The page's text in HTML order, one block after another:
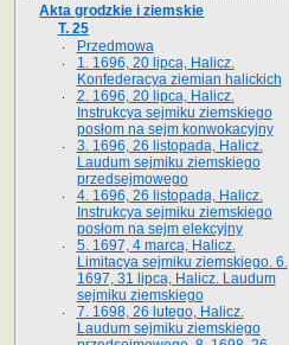
Akta grodzkie i ziemskie
T. 25
Przedmowa
1. 1696, 20 lipca, Halicz.
Konfederacya ziemian halickich
2. 1696, 20 lipca, Halicz.
Instrukcya sejmiku ziemskiego
posłom na sejm konwokacyjny
3. 1696, 26 listopada, Halicz.
Laudum sejmiku ziemskiego
przedsejmowego
4. 1696, 26 listopada, Halicz.
Instrukcya sejmiku ziemskiego
posłom na sejm elekcyjny
5. 1697, 4 marca, Halicz.
Limitacya sejmiku ziemskiego. 6.
1697, 31 lipca, Halicz. Laudum
sejmiku ziemskiego
7. 1698, 26 lutego, Halicz.
Laudum sejmiku ziemskiego